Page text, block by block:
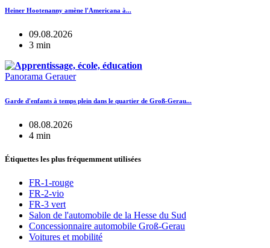
Heiner Hootenanny amène l'Americana à...
09.08.2026
3 min
Panorama Gerauer
Garde d'enfants à temps plein dans le quartier de Groß-Gerau...
08.08.2026
4 min
Étiquettes les plus fréquemment utilisées
FR-1-rouge
FR-2-vio
FR-3 vert
Salon de l'automobile de la Hesse du Sud
Concessionnaire automobile Groß-Gerau
Voitures et mobilité